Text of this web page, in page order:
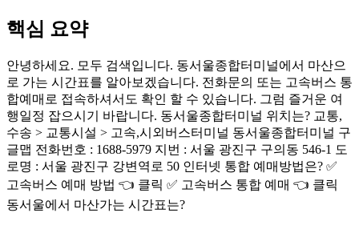
핵심 요약
안녕하세요. 모두 검색입니다. 동서울종합터미널에서 마산으
로 가는 시간표를 알아보겠습니다. 전화문의 또는 고속버스 통
합예매로 접속하셔서도 확인 할 수 있습니다. 그럼 즐거운 여
행일정 잡으시기 바랍니다. 동서울종합터미널 위치는? 교통,
수송 > 교통시설 > 고속,시외버스터미널 동서울종합터미널 구
글맵 전화번호 : 1688-5979 지번 : 서울 광진구 구의동 546-1 도
로명 : 서울 광진구 강변역로 50 인터넷 통합 예매방법은? ✅
고속버스 예매 방법 👈 클릭 ✅ 고속버스 통합 예매 👈 클릭
동서울에서 마산가는 시간표는?